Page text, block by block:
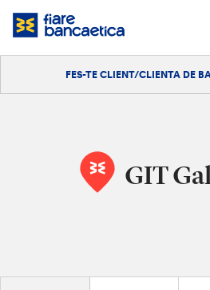
Salta
Iniciar sessióFES-TE CLIENT/CLIENTA DE
GIT